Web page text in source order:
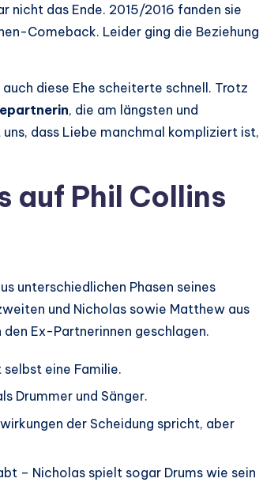
nicht das Ende. 2015/2016 fanden sie
Comeback. Leider ging die Beziehung
diese Ehe scheiterte schnell. Trotz
, die am längsten und
dass Liebe manchmal kompliziert ist,
auf Phil Collins
unterschiedlichen Phasen seines
und Nicholas sowie Matthew aus
Ex-Partnerinnen geschlagen.
selbst eine Familie.
Drummer und Sänger.
der Scheidung spricht, aber
– Nicholas spielt sogar Drums wie sein